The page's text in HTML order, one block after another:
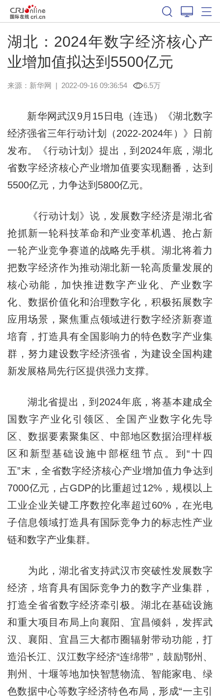
湖北：2024年数字经济核心产
业增加值拟达到5500亿元
来源： 新华网 | 2022-09-16 09:36:54 6.5万
新华网武汉9月15日电（连迅）《湖北数字
经济强省三年行动计划（2022-2024年）》日前
发布。《行动计划》提出，到2024年底，湖北
省数字经济核心产业增加值要实现翻番，达到
5500亿元，力争达到5800亿元。
《行动计划》说，发展数字经济是湖北省
抢抓新一轮科技革命和产业变革机遇、抢占新
一轮产业竞争赛道的战略先手棋。湖北将着力
把数字经济作为推动湖北新一轮高质量发展的
核心动能，加快推进数字产业化、产业数字
化、数据价值化和治理数字化，积极拓展数字
应用场景，聚焦重点领域进行数字经济新赛道
培育，打造具有全国影响力的特色数字产业集
群，努力建设数字经济强省，为建设全国构建
新发展格局先行区提供强力支撑。
湖北省提出，到2024年底，将基本建成全
国数字产业化引领区、全国产业数字化先导
区、数据要素聚集区、中部地区数据治理样板
区和新型基础设施中部枢纽节点。到“十四
五”末，全省数字经济核心产业增加值力争达到
7000亿元，占GDP的比重超过12%，规模以上
工业企业关键工序数控化率超过60%，在光电
子信息领域打造具有国际竞争力的标志性产业
链和数字产业集群。
为此，湖北省支持武汉市突破性发展数字
经济，培育具有国际竞争力的数字产业集群，
打造全省省数字经济牵引极。湖北在基础设施
和重大项目布局上向襄阳、宜昌倾斜，发挥武
汉、襄阳、宜昌三大都市圈辐射带动功能，打
造沿长江、汉江数字经济“连绵带”，鼓励鄂州、
荆州、十堰等地加快智慧物流、智能家电、绿
色数据中心等数字经济特色布局，形成“一主引